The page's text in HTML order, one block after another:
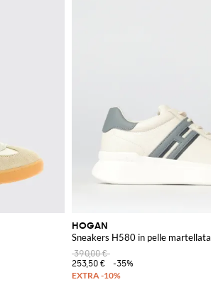
HOGAN
Sneakers H580 in pelle martellata
390,00 €
253,50 €
-35%